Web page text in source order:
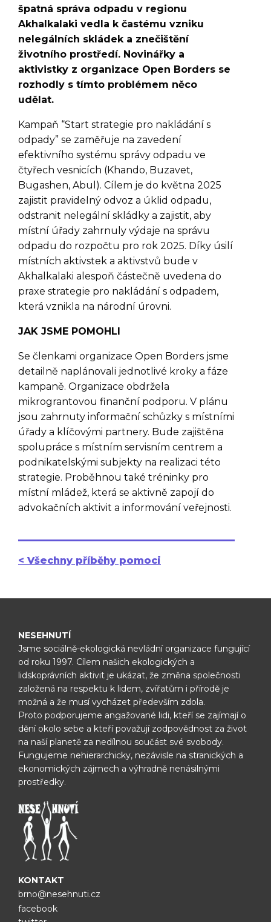
špatná správa odpadu v regionu
Akhalkalaki vedla k častému vzniku
nelegálních skládek a znečištění
životního prostředí. Novinářky a
aktivistky z organizace Open Borders se
rozhodly s tímto problémem něco
udělat.
Kampaň “Start strategie pro nakládání s
odpady” se zaměřuje na zavedení
efektivního systému správy odpadu ve
čtyřech vesnicích (Khando, Buzavet,
Bugashen, Abul). Cílem je do května 2025
zajistit pravidelný odvoz a úklid odpadu,
odstranit nelegální skládky a zajistit, aby
místní úřady zahrnuly výdaje na správu
odpadu do rozpočtu pro rok 2025. Díky úsilí
místních aktivstek a aktivstvů bude v
Akhalkalaki alespoň částečně uvedena do
praxe strategie pro nakládání s odpadem,
která vznikla na národní úrovni.
JAK JSME POMOHLI
Se členkami organizace Open Borders jsme
detailně naplánovali jednotlivé kroky a fáze
kampaně. Organizace obdržela
mikrograntovou finanční podporu. V plánu
jsou zahrnuty informační schůzky s místními
úřady a klíčovými partnery. Bude zajištěna
spolupráce s místním servisním centrem a
podnikatelskými subjekty na realizaci této
strategie. Proběhnou také tréninky pro
místní mládež, která se aktivně zapojí do
advokačních aktivit a informování veřejnosti​.
< Všechny příběhy pomoci
NESEHNUTÍ
Jsme sociálně-ekologická nevládní organizace fungující
od roku 1997. Cílem našich ekologických a
lidskoprávních aktivit je ukázat, že změna společnosti
založená na respektu k lidem, zvířatům i přírodě je
možná a že musí vycházet především zdola.
Proto podporujeme angažované lidi, kteří se zajímají o
dění okolo sebe a kteří považují zodpovědnost za život
na naší planetě za nedílnou součást své svobody.
Fungujeme nehierarchicky, nezávisle na stranických a
ekonomických zájmech a výhradně nenásilnými
prostředky.
KONTAKT
brno@nesehnuti.cz
facebook